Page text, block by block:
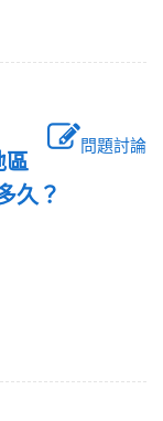
問題討論
區
久？